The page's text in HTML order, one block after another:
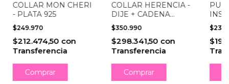
COLLAR MON CHERI
- PLATA 925
$249.970
$212.474,50 con
Transferencia
Comprar
COLLAR HERENCIA -
DIJE + CADENA
ESLABÓN - PLATA
925
$350.990
$298.341,50 con
Transferencia
Comprar